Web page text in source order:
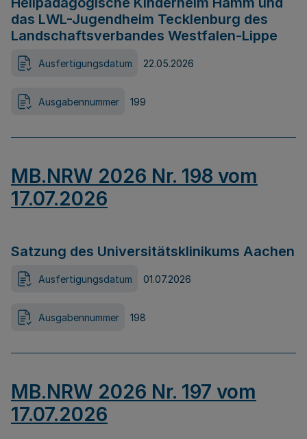
das LWL-Jugendheim Tecklenburg des
Landschaftsverbandes Westfalen-Lippe
Ausfertigungsdatum 22.05.2026
Ausgabennummer 199
MB.NRW 2026 Nr. 198 vom
17.07.2026
Satzung des Universitätsklinikums Aachen
Ausfertigungsdatum 01.07.2026
Ausgabennummer 198
MB.NRW 2026 Nr. 197 vom
17.07.2026